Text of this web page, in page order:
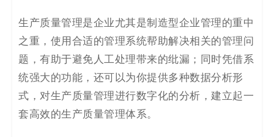
生产质量管理是企业尤其是制造型企业管理的重中
之重 ，使用 合适的管理系统帮助解决相关的管理问
题， 有助于避免人工处理带来的纰漏 ； 同时凭借系
统强大的功能，还可以为你提供多种数据分析形
式，对生产质量管理进行数字化的分析，建立起一
套高效的生产质量管理体系。